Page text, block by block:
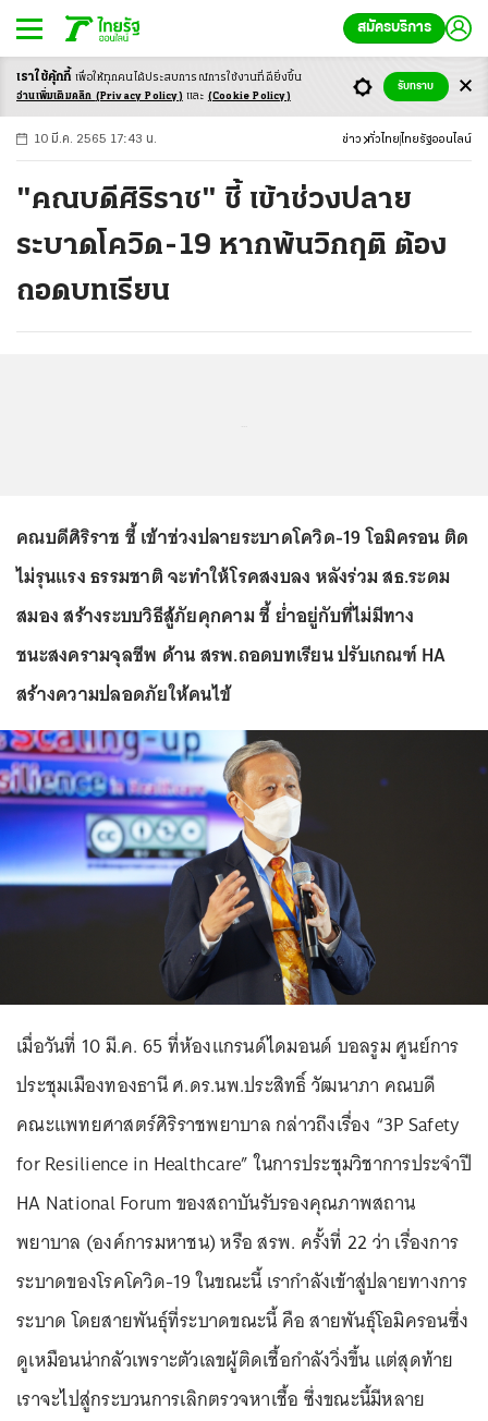
สมัครบริการ
-ก ก ก+
10 มี.ค. 2565 17:43 น. ข่าว ทั่วไทย ไทยรัฐออนไลน์
"คณบดีศิริราช" ชี้ เข้าช่วงปลาย
ระบาดโควิด-19 หากพ้นวิกฤติ ต้อง
ถอดบทเรียน
คณบดีศิริราช ชี้ เข้าช่วงปลายระบาดโควิด-19 โอมิครอน ติด
ไม่รุนแรง ธรรมชาติ จะทำให้โรคสงบลง หลังร่วม สธ.ระดม
สมอง สร้างระบบวิธีสู้ภัยคุกคาม ชี้ ย่ำอยู่กับที่ไม่มีทาง
ชนะสงครามจุลชีพ ด้าน สรพ.ถอดบทเรียน ปรับเกณฑ์ HA
สร้างความปลอดภัยให้คนไข้
เมื่อวันที่ 10 มี.ค. 65 ที่ห้องแกรนด์ไดมอนด์ บอลรูม ศูนย์การ
ประชุมเมืองทองธานี ศ.ดร.นพ.ประสิทธิ์ วัฒนาภา คณบดี
คณะแพทยศาสตร์ศิริราชพยาบาล กล่าวถึงเรื่อง “3P Safety
for Resilience in Healthcare” ในการประชุมวิชาการประจำปี
HA National Forum ของสถาบันรับรองคุณภาพสถาน
พยาบาล (องค์การมหาชน) หรือ สรพ. ครั้งที่ 22 ว่า เรื่องการ
ระบาดของโรคโควิด-19 ในขณะนี้ เรากำลังเข้าสู่ปลายทางการ
ระบาด โดยสายพันธุ์ที่ระบาดขณะนี้ คือ สายพันธุ์โอมิครอนซึ่ง
ดูเหมือนน่ากลัวเพราะตัวเลขผู้ติดเชื้อกำลังวิ่งขึ้น แต่สุดท้าย
เราจะไปสู่กระบวนการเลิกตรวจหาเชื้อ ซึ่งขณะนี้มีหลาย
เราใช้คุ้กกี้ เพื่อให้ทุกคนได้ประสบการณ์การใช้งานที่ดียิ่งขึ้น
อ่านเพิ่มเติมคลิก (Privacy Policy) และ (Cookie Policy)
รับทราบ